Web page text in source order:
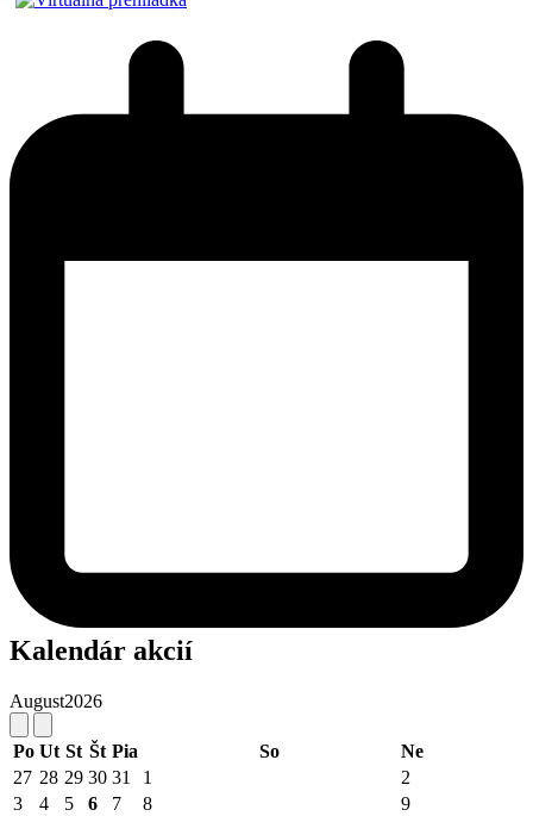
Kalendár akcií
August2026
Po Ut St Št Pia So
Ne
27 28 29 30 31 1
2
3
4 5 6 7 8
9